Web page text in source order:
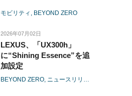
モビリティ BEYOND ZERO
2026年07月02日
LEXUS、「UX300h」
に“Shining Essence”を追
加設定
BEYOND ZERO ニュースリリース